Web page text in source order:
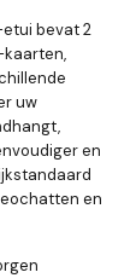
bevat 2
kaarten,
uw
en
en